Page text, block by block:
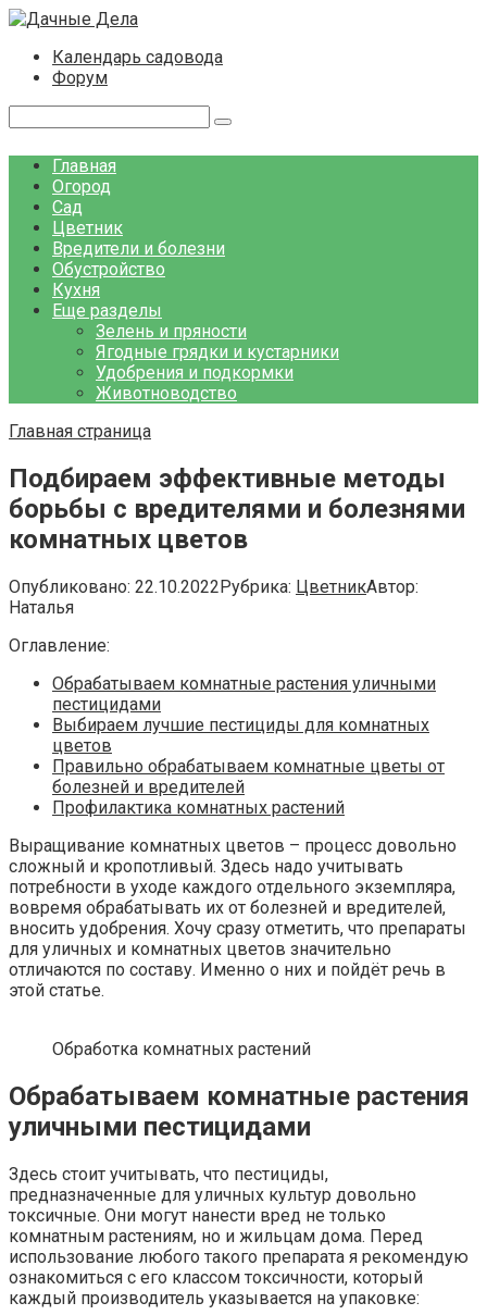
Перейти
контентуКалендарь садовода
Форум
Главная
Огород
Сад
Цветник
Вредители и болезни
Обустройство
Кухня
Еще разделы
Зелень и пряности
Ягодные грядки и кустарники
Удобрения и подкормки
Животноводство
Главная страница
Подбираем эффективные методы
борьбы с вредителями и болезнями
комнатных цветов
Опубликовано: 22.10.2022Рубрика: ЦветникАвтор:
Наталья
Оглавление:
Обрабатываем комнатные растения уличными
пестицидами
Выбираем лучшие пестициды для комнатных
цветов
Правильно обрабатываем комнатные цветы от
болезней и вредителей
Профилактика комнатных растений
Выращивание комнатных цветов – процесс довольно
сложный и кропотливый. Здесь надо учитывать
потребности в уходе каждого отдельного экземпляра,
вовремя обрабатывать их от болезней и вредителей,
вносить удобрения. Хочу сразу отметить, что препараты
для уличных и комнатных цветов значительно
отличаются по составу. Именно о них и пойдёт речь в
этой статье.
Обработка комнатных растений
Обрабатываем комнатные растения
уличными пестицидами
Здесь стоит учитывать, что пестициды,
предназначенные для уличных культур довольно
токсичные. Они могут нанести вред не только
комнатным растениям, но и жильцам дома. Перед
использование любого такого препарата я рекомендую
ознакомиться с его классом токсичности, который
каждый производитель указывается на упаковке: